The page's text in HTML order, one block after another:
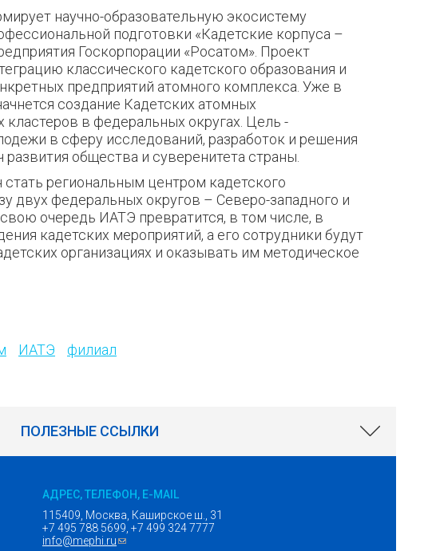
научно-образовательную экосистему
подготовки «Кадетские корпуса –
Госкорпорации «Росатом». Проект
классического кадетского образования и
предприятий атомного комплекса. Уже в
создание Кадетских атомных
кластеров в федеральных округах. Цель -
в сферу исследований, разработок и решения
общества и суверенитета страны.
стать региональным центром кадетского
двух федеральных округов – Северо-западного и
очередь ИАТЭ превратится, в том числе, в
кадетских мероприятий, а его сотрудники будут
организациях и оказывать им методическое
ИАТЭ филиал
ПОЛЕЗНЫЕ ССЫЛКИ
АДРЕС, ТЕЛЕФОН, E-MAIL
115409, Москва, Каширское ш., 31
+7 495 788 5699, +7 499 324 7777
info@mephi.ru(ссылка для отправки email)